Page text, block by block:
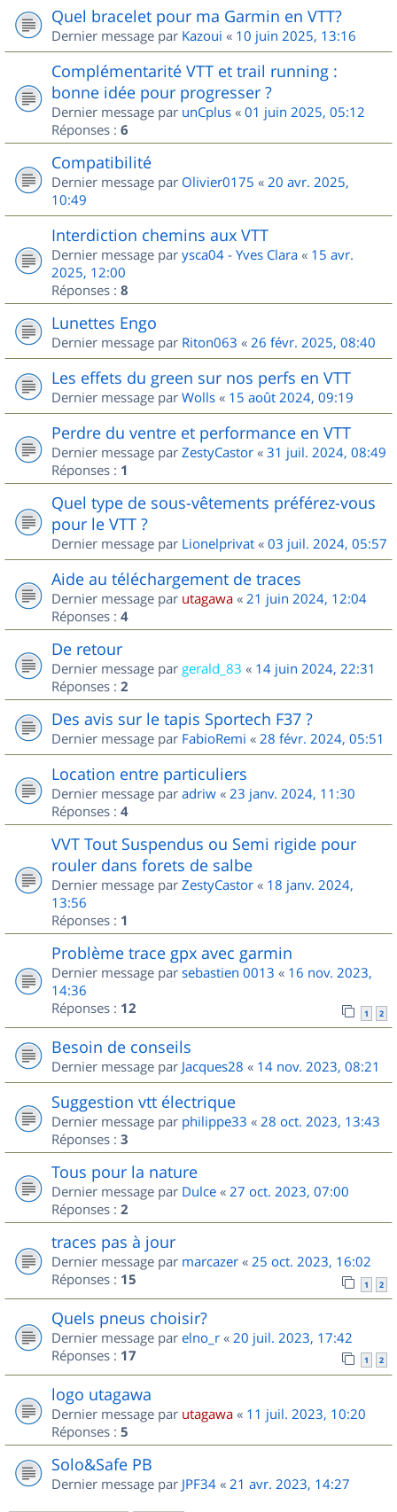
Quel bracelet pour ma Garmin en VTT?
Dernier message par Kazoui « 10 juin 2025, 13:16
Complémentarité VTT et trail running :
bonne idée pour progresser ?
Dernier message par unCplus « 01 juin 2025, 05:12
Réponses : 6
Compatibilité
Dernier message par Olivier0175 « 20 avr. 2025,
10:49
Interdiction chemins aux VTT
Dernier message par ysca04 - Yves Clara « 15 avr.
2025, 12:00
Réponses : 8
Lunettes Engo
Dernier message par Riton063 « 26 févr. 2025, 08:40
Les effets du green sur nos perfs en VTT
Dernier message par Wolls « 15 août 2024, 09:19
Perdre du ventre et performance en VTT
Dernier message par ZestyCastor « 31 juil. 2024, 08:49
Réponses : 1
Quel type de sous-vêtements préférez-vous
pour le VTT ?
Dernier message par Lionelprivat « 03 juil. 2024, 05:57
Aide au téléchargement de traces
Dernier message par utagawa « 21 juin 2024, 12:04
Réponses : 4
De retour
Dernier message par gerald_83 « 14 juin 2024, 22:31
Réponses : 2
Des avis sur le tapis Sportech F37 ?
Dernier message par FabioRemi « 28 févr. 2024, 05:51
Location entre particuliers
Dernier message par adriw « 23 janv. 2024, 11:30
Réponses : 4
VVT Tout Suspendus ou Semi rigide pour
rouler dans forets de salbe
Dernier message par ZestyCastor « 18 janv. 2024,
13:56
Réponses : 1
Problème trace gpx avec garmin
Dernier message par sebastien 0013 « 16 nov. 2023,
14:36
Réponses : 12 1 2
Besoin de conseils
Dernier message par Jacques28 « 14 nov. 2023, 08:21
Suggestion vtt électrique
Dernier message par philippe33 « 28 oct. 2023, 13:43
Réponses : 3
Tous pour la nature
Dernier message par Dulce « 27 oct. 2023, 07:00
Réponses : 2
traces pas à jour
Dernier message par marcazer « 25 oct. 2023, 16:02
Réponses : 15 1 2
Quels pneus choisir?
Dernier message par elno_r « 20 juil. 2023, 17:42
Réponses : 17 1 2
logo utagawa
Dernier message par utagawa « 11 juil. 2023, 10:20
Réponses : 5
Solo&Safe PB
Dernier message par JPF34 « 21 avr. 2023, 14:27